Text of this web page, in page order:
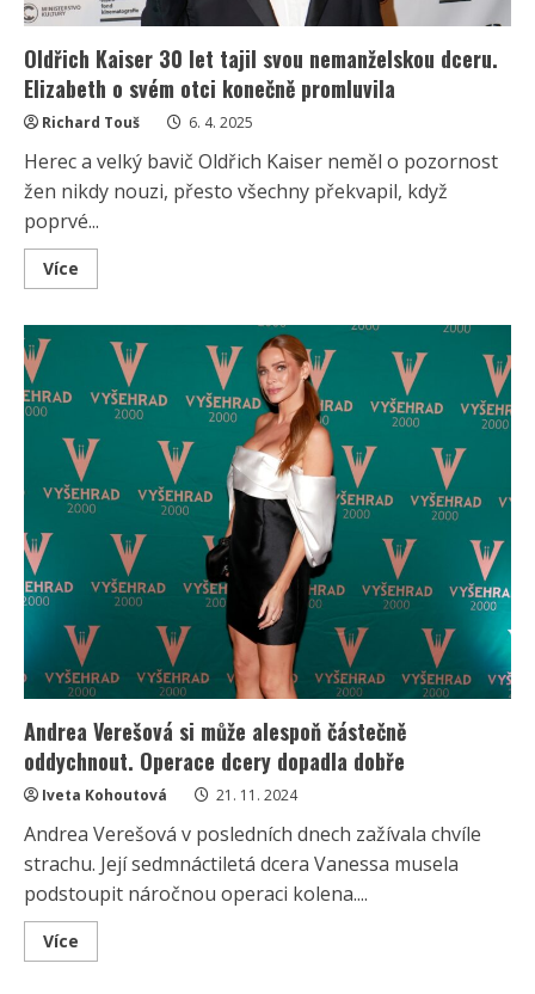
Oldřich Kaiser 30 let tajil svou nemanželskou dceru.
Elizabeth o svém otci konečně promluvila
Richard Touš 6. 4. 2025
Herec a velký bavič Oldřich Kaiser neměl o pozornost
žen nikdy nouzi, přesto všechny překvapil, když
poprvé...
Více
more
svou
nemanželskou
dceru.
Elizabeth
o
svém
otci
konečně
promluvila
Andrea Verešová si může alespoň částečně
oddychnout. Operace dcery dopadla dobře
Iveta Kohoutová 21. 11. 2024
Andrea Verešová v posledních dnech zažívala chvíle
strachu. Její sedmnáctiletá dcera Vanessa musela
podstoupit náročnou operaci kolena....
Více
more